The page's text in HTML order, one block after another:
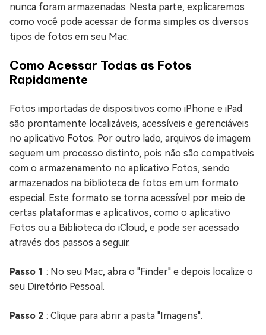
nunca foram armazenadas. Nesta parte, explicaremos
como você pode acessar de forma simples os diversos
tipos de fotos em seu Mac.
Como Acessar Todas as Fotos
Rapidamente
Fotos importadas de dispositivos como iPhone e iPad
são prontamente localizáveis, acessíveis e gerenciáveis
no aplicativo Fotos. Por outro lado, arquivos de imagem
seguem um processo distinto, pois não são compatíveis
com o armazenamento no aplicativo Fotos, sendo
armazenados na biblioteca de fotos em um formato
especial. Este formato se torna acessível por meio de
certas plataformas e aplicativos, como o aplicativo
Fotos ou a Biblioteca do iCloud, e pode ser acessado
através dos passos a seguir.
Passo 1 : No seu Mac, abra o "Finder" e depois localize o
seu Diretório Pessoal.
Passo 2 : Clique para abrir a pasta "Imagens".